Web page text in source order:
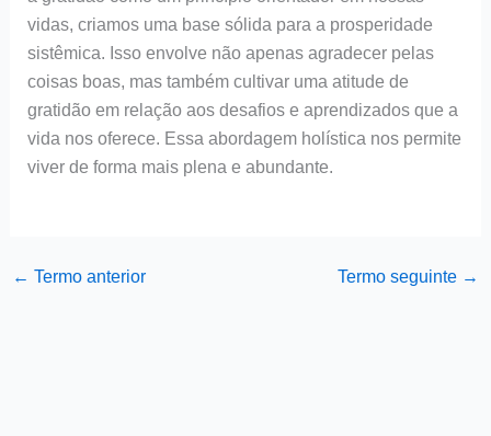
vidas, criamos uma base sólida para a prosperidade
sistêmica. Isso envolve não apenas agradecer pelas
coisas boas, mas também cultivar uma atitude de
gratidão em relação aos desafios e aprendizados que a
vida nos oferece. Essa abordagem holística nos permite
viver de forma mais plena e abundante.
← Termo anterior Termo seguinte →